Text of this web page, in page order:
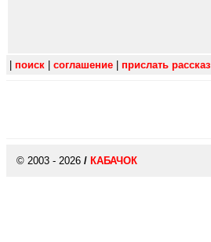
поиск соглашение прислать рассказ
© 2003 - 2026 / КАБАЧОК